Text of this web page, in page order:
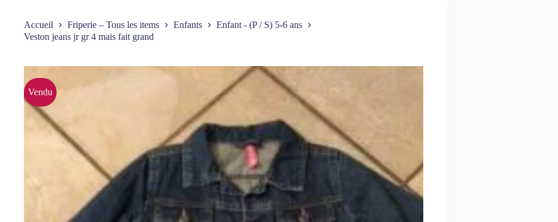
Accueil Friperie – Tous les items Enfants
Enfant - (P / S) 5-6 ans
Veston jeans jr gr 4 mais fait grand
Vendu